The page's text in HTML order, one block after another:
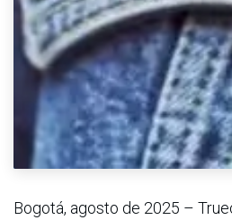
Bogotá, agosto de 2025 –